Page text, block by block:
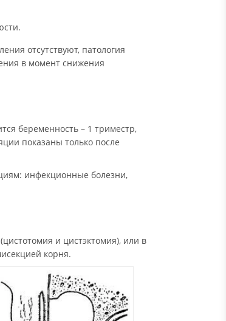
отсутствуют, патология
в момент снижения
беременность – 1 триместр,
показаны только после
инфекционные болезни,
и цистэктомия), или в
корня.